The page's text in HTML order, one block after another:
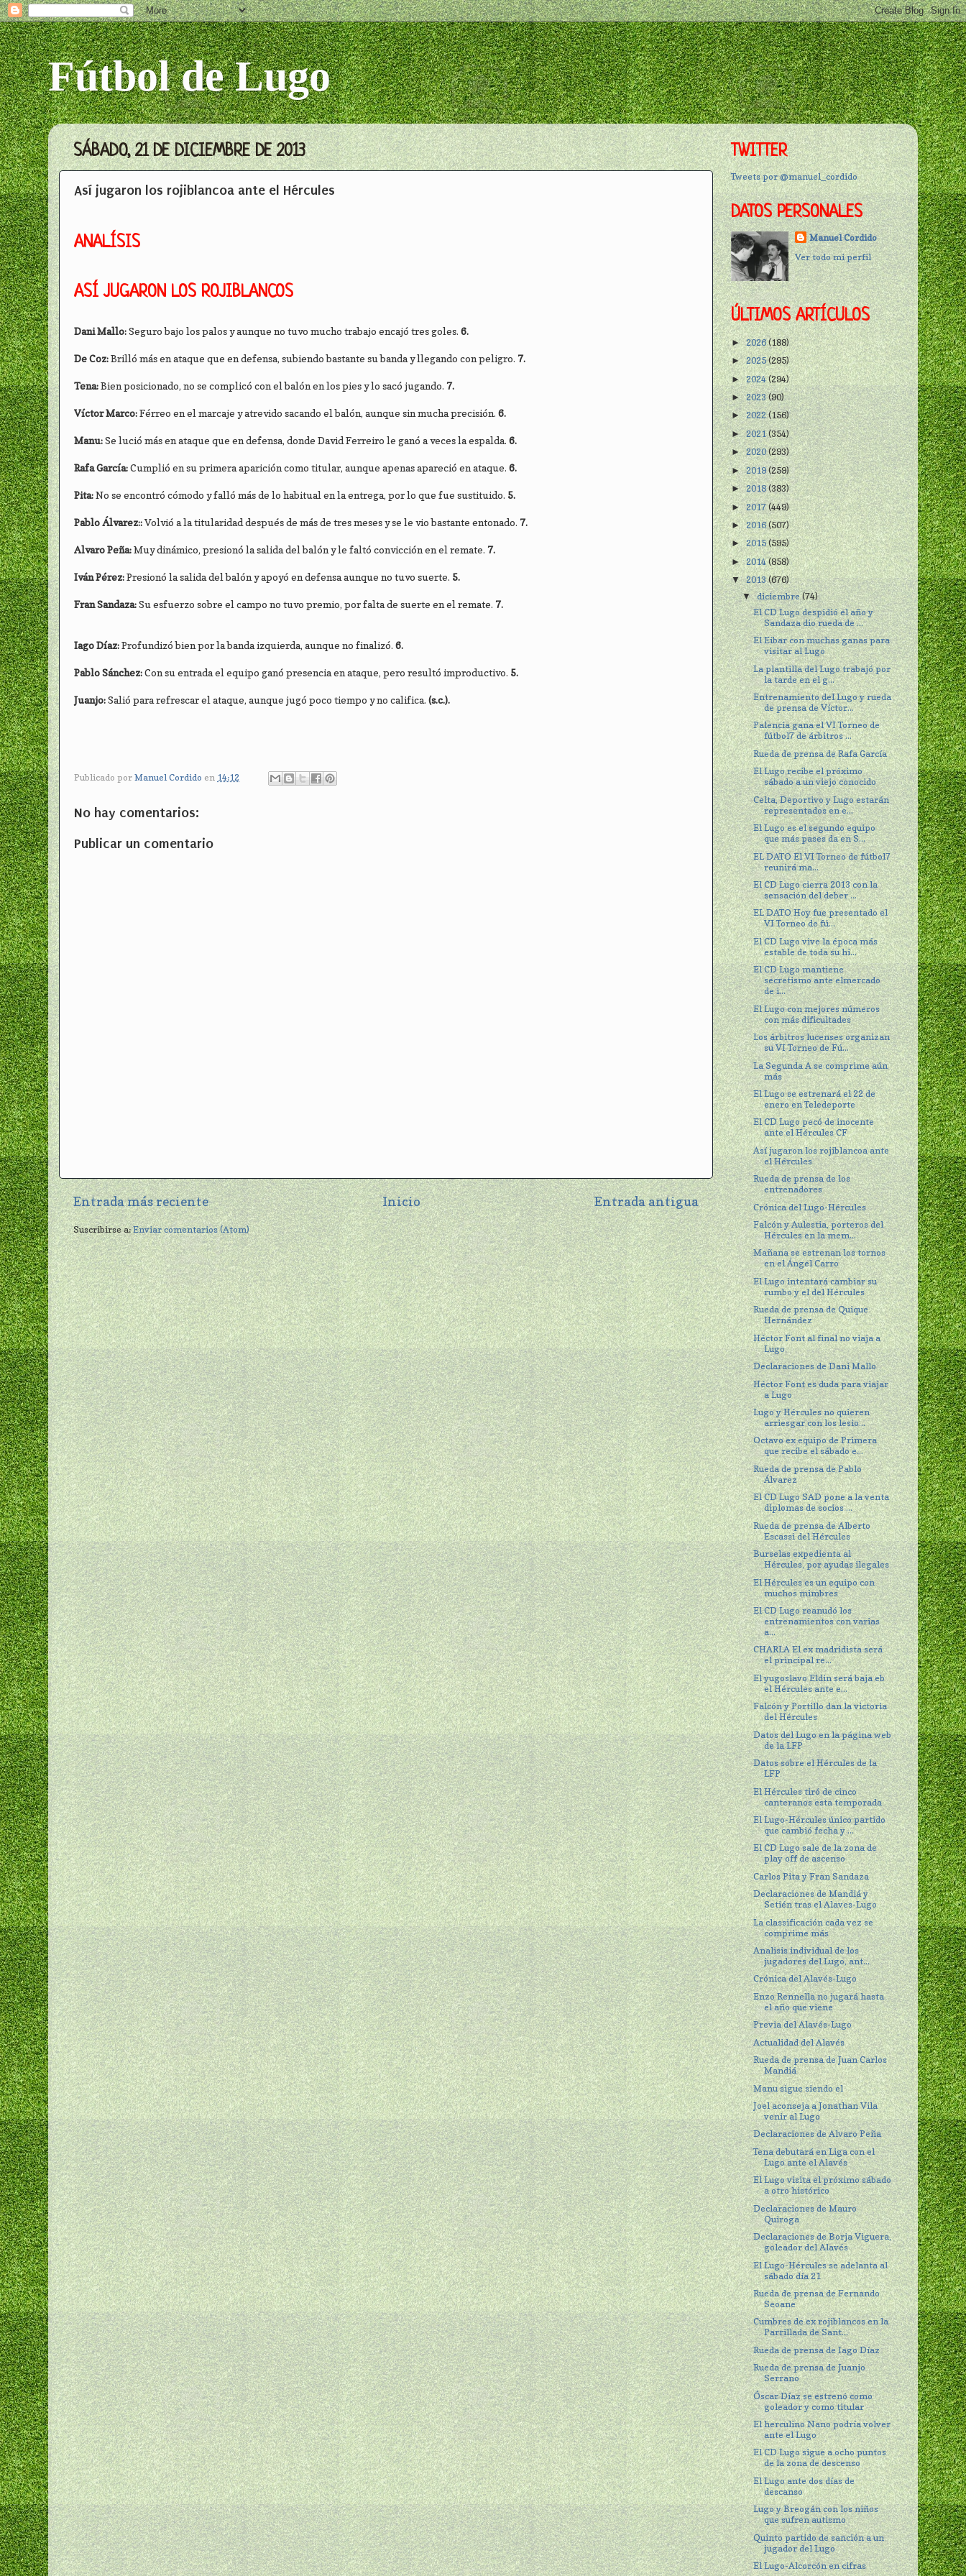
Fútbol de Lugo
SÁBADO, 21 DE DICIEMBRE DE 2013
Así jugaron los rojiblancoa ante el Hércules
ANALÍSIS
ASÍ JUGARON LOS ROJIBLANCOS
Dani Mallo:Seguro bajo los palos y aunque no tuvo mucho trabajo encajó tres goles. 6.
De Coz:Brilló más en ataque que en defensa, subiendo bastante su banda y llegando con peligro. 7.
Tena:Bien posicionado, no se complicó con el balón en los pies y lo sacó jugando. 7.
Víctor Marco:Férreo en el marcaje y atrevido sacando el balón, aunque sin mucha precisión. 6.
Manu:Se lució más en ataque que en defensa, donde David Ferreiro le ganó a veces la espalda. 6.
Rafa García:Cumplió en su primera aparición como titular, aunque apenas apareció en ataque. 6.
Pita:No se encontró cómodo y falló más de lo habitual en la entrega, por lo que fue sustituido. 5.
Pablo Álvarez::Volvió a la titularidad después de más de tres meses y se le vio bastante entonado. 7.
Alvaro Peña:Muy dinámico, presionó la salida del balón y le faltó convicción en el remate. 7.
Iván Pérez:Presionó la salida del balón y apoyó en defensa aunque no tuvo suerte. 5.
Fran Sandaza:Su esfuerzo sobre el campo no tuvo premio, por falta de suerte en el remate. 7.
Iago Díaz:Profundizó bien por la banda izquierda, aunque no finalizó. 6.
Pablo Sánchez:Con su entrada el equipo ganó presencia en ataque, pero resultó improductivo. 5.
Juanjo:Salió para refrescar el ataque, aunque jugó poco tiempo y no califica. (s.c.).
Publicado por Manuel Cordido en 14:12
No hay comentarios:
Publicar un comentario
Entrada más reciente Entrada antigua
Inicio
Suscribirse a:Enviar comentarios (Atom)
TWITTER
Tweets por @manuel_cordido
DATOS PERSONALES
Manuel Cordido
Ver todo mi perfil
ÚLTIMOS ARTÍCULOS
►2026(188)
►2025(295)
►2024(294)
►2023(90)
►2022(156)
►2021(354)
►2020(293)
►2019(259)
►2018(383)
►2017(449)
►2016(507)
►2015(595)
►2014(858)
▼2013(676)
▼diciembre(74)
El CD Lugo despidió el año y
Sandaza dio rueda de ...
El Eibar con muchas ganas para
visitar al Lugo
La plantilla del Lugo trabajó por
la tarde en el g...
Entrenamiento del Lugo y rueda
de prensa de Víctor...
Palencia gana el VI Torneo de
fútbol7 de árbitros ...
Rueda de prensa de Rafa García
El Lugo recibe el próximo
sábado a un viejo conocido
Celta, Deportivo y Lugo estarán
representados en e...
El Lugo es el segundo equipo
que más pases da en S...
EL DATO El VI Torneo de fútbol7
reunirá ma...
El CD Lugo cierra 2013 con la
sensación del deber ...
EL DATO Hoy fue presentado el
VI Torneo de fú...
El CD Lugo vive la época más
estable de toda su hi...
El CD Lugo mantiene
secretismo ante elmercado
de i...
El Lugo con mejores números
con más dificultades
Los árbitros lucenses organizan
su VI Torneo de Fú...
La Segunda A se comprime aún
más
El Lugo se estrenará el 22 de
enero en Teledeporte
El CD Lugo pecó de inocente
ante el Hércules CF
Así jugaron los rojiblancoa ante
el Hércules
Rueda de prensa de los
entrenadores
Crónica del Lugo-Hércules
Falcón y Aulestia, porteros del
Hércules en la mem...
Mañana se estrenan los tornos
en el Ángel Carro
El Lugo intentará cambiar su
rumbo y el del Hércules
Rueda de prensa de Quique
Hernández
Héctor Font al final no viaja a
Lugo
Declaraciones de Dani Mallo
Héctor Font es duda para viajar
a Lugo
Lugo y Hércules no quieren
arriesgar con los lesio...
Octavo ex equipo de Primera
que recibe el sábado e...
Rueda de prensa de Pablo
Álvarez
El CD Lugo SAD pone a la venta
diplomas de socios ...
Rueda de prensa de Alberto
Escassi del Hércules
Burselas expedienta al
Hércules, por ayudas ilegales
El Hércules es un equipo con
muchos mimbres
El CD Lugo reanudó los
entrenamientos con varias
a...
CHARLA El ex madridista será
el principal re...
El yugoslavo Eldin será baja eb
el Hércules ante e...
Falcón y Portillo dan la victoria
del Hércules
Datos del Lugo en la página web
de la LFP
Datos sobre el Hércules de la
LFP
El Hércules tiró de cinco
canteranos esta temporada
El Lugo-Hércules único partido
que cambió fecha y ...
El CD Lugo sale de la zona de
play off de ascenso
Carlos Pita y Fran Sandaza
Declaraciones de Mandiá y
Setién tras el Alaves-Lugo
La classificación cada vez se
comprime más
Analisis individual de los
jugadores del Lugo, ant...
Crónica del Alavés-Lugo
Enzo Rennella no jugará hasta
el año que viene
Previa del Alavés-Lugo
Actualidad del Alavés
Rueda de prensa de Juan Carlos
Mandiá
Manu sigue siendo el
Joel aconseja a Jonathan Vila
venir al Lugo
Declaraciones de Alvaro Peña
Tena debutará en Liga con el
Lugo ante el Alavés
El Lugo visita el próximo sábado
a otro histórico
Declaraciones de Mauro
Quiroga
Declaraciones de Borja Viguera,
goleador del Alavés
El Lugo-Hércules se adelanta al
sábado día 21
Rueda de prensa de Fernando
Seoane
Cumbres de ex rojiblancos en la
Parrillada de Sant...
Rueda de prensa de Iago Díaz
Rueda de prensa de Juanjo
Serrano
Óscar Díaz se estrenó como
goleador y como titular
El herculino Nano podría volver
ante el Lugo
El CD Lugo sigue a ocho puntos
de la zona de descenso
El Lugo ante dos días de
descanso
Lugo y Breogán con los niños
que sufren autismo
Quinto partido de sanción a un
jugador del Lugo
El Lugo-Alcorcón en cifras